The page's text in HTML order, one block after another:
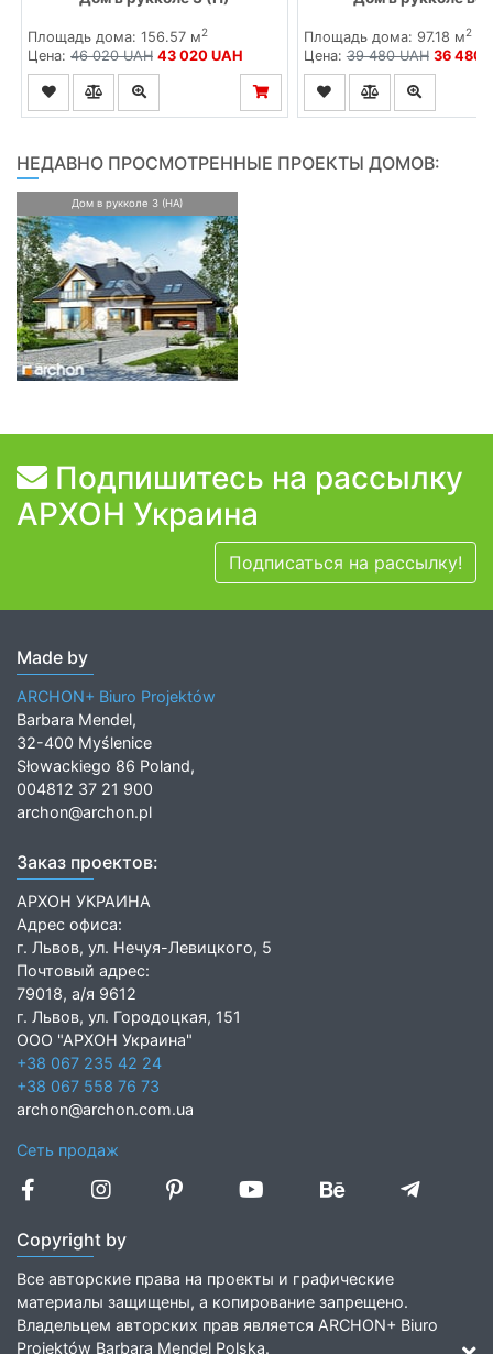
Площадь дома: 156.57 м2
Цена: 46 020 UAH 43 020 UAH
Площадь дома: 97.18 м2
Цена:39 480 UAH 36 480
НЕДАВНО ПРОСМОТРЕННЫЕ ПРОЕКТЫ ДОМОВ:
Дом в рукколе 3 (HА)
Подпишитесь на рассылку
АРХОН Украина
Подписаться на рассылку!
Made by
ARCHON+ Biuro Projektów
Barbara Mendel,
32-400 Myślenice
Słowackiego 86 Poland,
004812 37 21 900
archon@archon.pl
Заказ проектов:
АРХОН УКРАИНА
Адрес офиса:
г. Львов, ул. Нечуя-Левицкого, 5
Почтовый адрес:
79018, а/я 9612
г. Львов, ул. Городоцкая, 151
ООО "АРХОН Украина"
+38 067 235 42 24
+38 067 558 76 73
archon@archon.com.ua
Сеть продаж
Copyright by
Все авторские права на проекты и графические
материалы защищены, а копирование запрещено.
Владельцем авторских прав является ARCHON+ Biuro
Projektów Barbara Mendel Polska.